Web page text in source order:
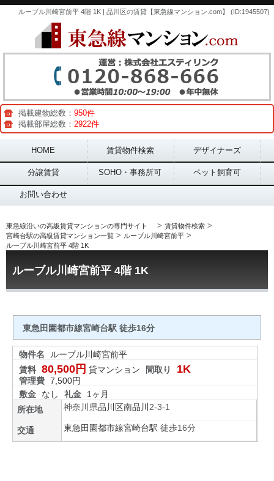
ルーブル川崎宮前平 4階 1K | 品川区の賃貸【東急線マンション.com】 (ID:1945507)
掲載建物総数： 950件
掲載部屋総数： 2922件
Main menu
HOME 賃貸物件検索 デザイナーズ
分譲賃貸 SOHO・事務所可 ペット飼育可
お問い合わせ
東急線沿いの高級賃貸マンションの専門サイト > 賃貸物件検索 >
宮崎台駅の高級賃貸マンション一覧 > ルーブル川崎宮前平 >
ルーブル川崎宮前平 4階 1K
ルーブル川崎宮前平 4階 1K
東急田園都市線宮崎台駅 徒歩16分
物件名
ルーブル川崎宮前平
賃料 80,500円 貸マンション 間取り 1K
管理費 7,500円
敷金
なし 礼金
1ヶ月
所在地
神奈川県品川区南品川 2-3-1
交通 東急田園都市線宮崎台駅 徒歩16分